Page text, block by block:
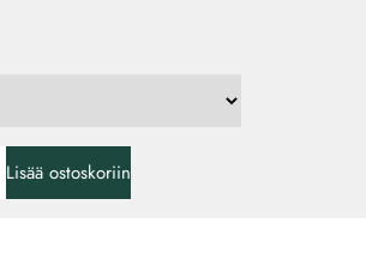
Lisää ostoskoriin